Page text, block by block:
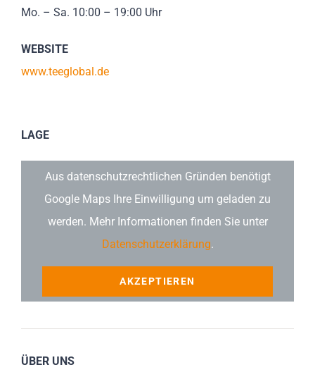
Mo. – Sa. 10:00 – 19:00 Uhr
WEBSITE
www.teeglobal.de
LAGE
Aus datenschutzrechtlichen Gründen benötigt
Google Maps Ihre Einwilligung um geladen zu
werden. Mehr Informationen finden Sie unter
Datenschutzerklärung.
AKZEPTIEREN
ÜBER UNS